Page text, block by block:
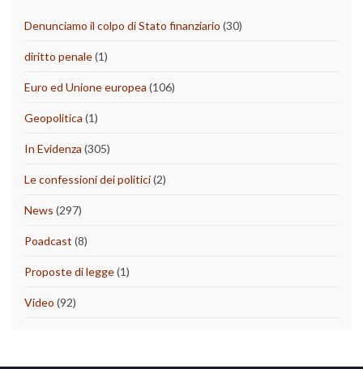
Denunciamo il colpo di Stato finanziario (30)
diritto penale(1)
Euro ed Unione europea (106)
Geopolitica (1)
In Evidenza (305)
Le confessioni dei politici(2)
News (297)
Poadcast (8)
Proposte di legge(1)
Video (92)